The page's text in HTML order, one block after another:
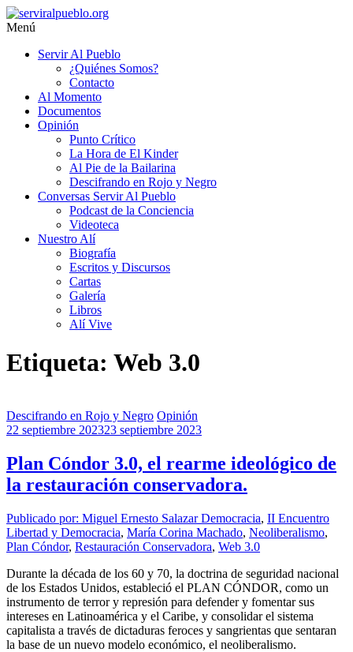
Saltar
al
#SomosServirAlPueblo
Menú
Servir Al Pueblo
¿Quiénes Somos?
Contacto
Al Momento
Documentos
Opinión
Punto Crítico
La Hora de El Kinder
Al Pie de la Bailarina
Descifrando en Rojo y Negro
Conversas Servir Al Pueblo
Podcast de la Conciencia
Videoteca
Nuestro Alí
Biografía
Escritos y Discursos
Cartas
Galería
Libros
Alí Vive
Etiqueta: Web 3.0
Descifrando en Rojo y Negro Opinión
22 septiembre 202323 septiembre 2023
Plan Cóndor 3.0, el rearme ideológico de
la restauración conservadora.
Publicado por: Miguel Ernesto SalazarDemocracia, II Encuentro
Libertad y Democracia, María Corina Machado, Neoliberalismo,
Plan Cóndor, Restauración Conservadora, Web 3.0
Durante la década de los 60 y 70, la doctrina de seguridad nacional
de los Estados Unidos, estableció el PLAN CÓNDOR, como un
instrumento de terror y represión para defender y fomentar sus
intereses en Latinoamérica y el Caribe, y consolidar el sistema
capitalista a través de dictaduras feroces y sangrientas que sentaran
la base de un nuevo modelo económico, el neoliberalismo.